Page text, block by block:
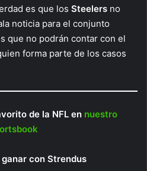
es que los Steelers no
noticia para el conjunto
que no podrán contar con el
forma parte de los casos
de la NFL en nuestro
con Strendus